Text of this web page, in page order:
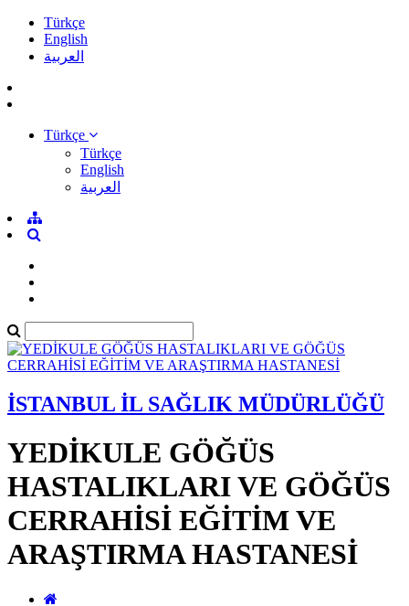
Türkçe
English
العربية
Türkçe
Türkçe
English
العربية
İSTANBUL İL SAĞLIK MÜDÜRLÜĞÜ
YEDİKULE GÖĞÜS
HASTALIKLARI VE GÖĞÜS
CERRAHİSİ EĞİTİM VE
ARAŞTIRMA HASTANESİ